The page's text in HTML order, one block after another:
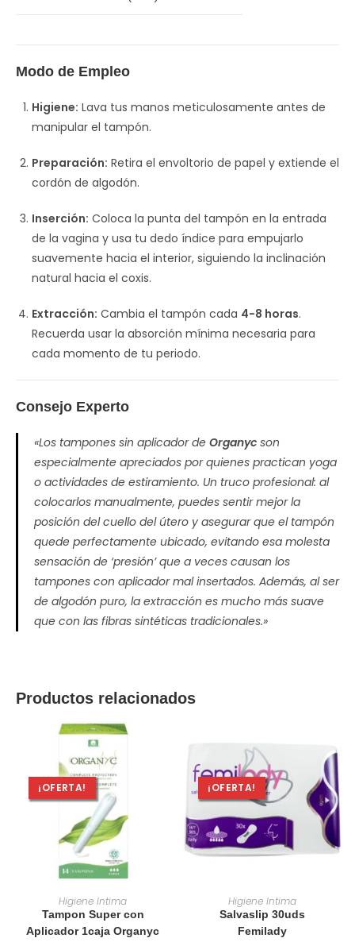
Modo de Empleo
Higiene: Lava tus manos meticulosamente antes de
manipular el tampón.
Preparación: Retira el envoltorio de papel y extiende el
cordón de algodón.
Inserción: Coloca la punta del tampón en la entrada
de la vagina y usa tu dedo índice para empujarlo
suavemente hacia el interior, siguiendo la inclinación
natural hacia el coxis.
Extracción: Cambia el tampón cada 4-8 horas.
Recuerda usar la absorción mínima necesaria para
cada momento de tu periodo.
Consejo Experto
«Los tampones sin aplicador de Organyc son
especialmente apreciados por quienes practican yoga
o actividades de estiramiento. Un truco profesional: al
colocarlos manualmente, puedes sentir mejor la
posición del cuello del útero y asegurar que el tampón
quede perfectamente ubicado, evitando esa molesta
sensación de ‘presión’ que a veces causan los
tampones con aplicador mal insertados. Además, al ser
de algodón puro, la extracción es mucho más suave
que con las fibras sintéticas tradicionales.»
Productos relacionados
¡OFERTA!
AÑADIR AL CARRITO
Higiene Intima
Tampon Super con
Aplicador 1caja Organyc
¡OFERTA!
AÑADIR AL CARRITO
Higiene Intima
Salvaslip 30uds
Femilady